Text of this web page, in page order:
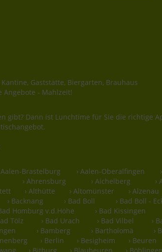
Gaststätte, Biergarten, Brauhaus
Angebote - Mahlzeit!
gibt? Dann ist Lunchtime für Sie die richtige
Aalen-Brastelburg › Aalen-Oberalfingen
› Ahrensburg › Aichelberg ›
› Althütte › Altomünster › Alzenau
› Backnang › Bad Boll › Bad Boll -
Homburg v.d.Höhe › Bad Kissingen
Tölz › Bad Urach › Bad Vilbel ›
› Bamberg › Bartholomä ›
› Berlin › Besigheim › Beuren